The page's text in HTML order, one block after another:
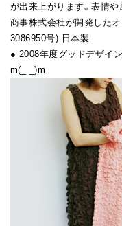
が出来上がります。表情
商事株式会社が開発した
3086950号) 日本製
● 2008年度グッドデザイ
m(_ _)m